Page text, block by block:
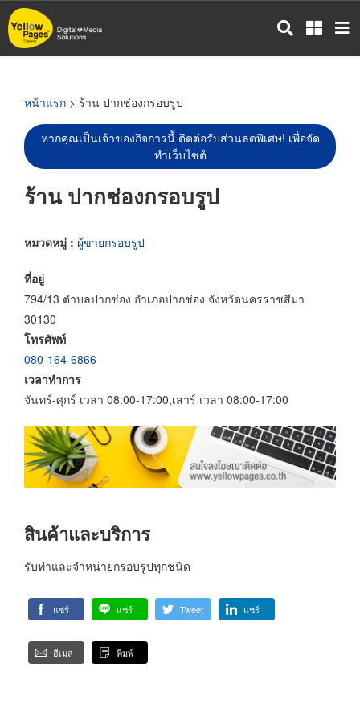
ข้าม
ไป
หน้าแรก > ร้าน ปากช่องกรอบรูป
หากคุณเป็นเจ้าของกิจการนี้ ติดต่อรับส่วนลดพิเศษ! เพื่อจัด
ทำเว็บไซต์
ร้าน ปากช่องกรอบรูป
หมวดหมู่ : ผู้ขายกรอบรูป
ที่อยู่
794/13 ตำบลปากช่อง อำเภอปากช่อง จังหวัดนครราชสีมา
30130
โทรศัพท์
080-164-6866
เวลาทำการ
จันทร์-ศุกร์ เวลา 08:00-17:00,เสาร์ เวลา 08:00-17:00
สินค้าและบริการ
รับทำและจำหน่ายกรอบรูปทุกชนิด
แชร์ แชร์ Tweet แชร์
อีเมล พิมพ์